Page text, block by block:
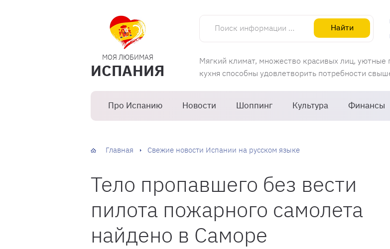
МОЯ ЛЮБИМАЯ
ИСПАНИЯ
Поиск информации об Испании
Найти
Мягкий климат, множество красивых лиц, уютные
кухня способны удовлетворить потребности
Про Испанию Новости Шоппинг Культура Финансы
Главная Свежие новости Испании на русском языке
Тело пропавшего без вести
пилота пожарного самолета
найдено в Саморе